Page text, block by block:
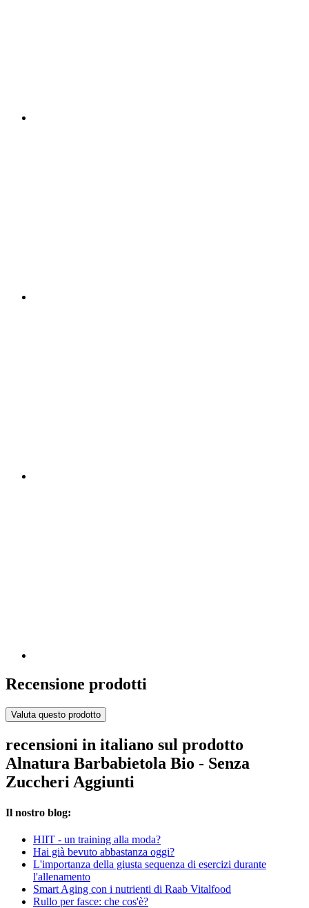
Recensione prodotti
Valuta questo prodotto
recensioni in italiano sul prodotto
Alnatura Barbabietola Bio - Senza
Zuccheri Aggiunti
Il nostro blog:
HIIT - un training alla moda?
Hai già bevuto abbastanza oggi?
L'importanza della giusta sequenza di esercizi durante
l'allenamento
Smart Aging con i nutrienti di Raab Vitalfood
Rullo per fasce: che cos'è?